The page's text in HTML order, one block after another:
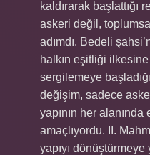
kaldırarak başlattığı
askeri değil,
adımdı. Bedeli
halkın eşitliği
sergilemeye
değişim, sadece
yapının her
amaçlıyordu. II.
yapıyı